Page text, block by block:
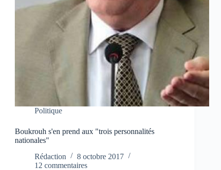
Politique
Boukrouh s'en prend aux "trois personnalités
nationales"
Rédaction
8 octobre 2017
12 commentaires